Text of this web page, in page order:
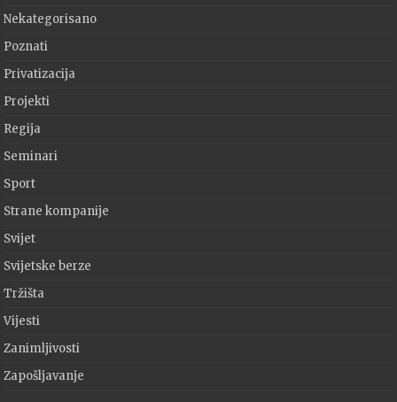
Nekategorisano
Poznati
Privatizacija
Projekti
Regija
Seminari
Sport
Strane kompanije
Svijet
Svijetske berze
Tržišta
Vijesti
Zanimljivosti
Zapošljavanje